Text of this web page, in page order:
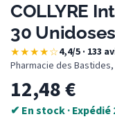
COLLYRE
30
★★★★☆4,4/5 · 133
Pharmacie des
12,48€
✔ En stock · Expédié